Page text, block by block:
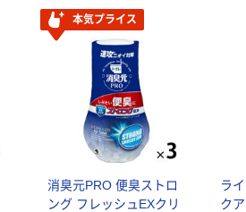
本気プライス
消臭元PRO 便臭ストロ
ング フレッシュEXクリ
ラ
ク